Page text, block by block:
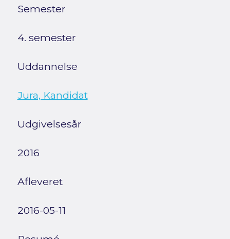
Semester
4. semester
Uddannelse
Jura, Kandidat
Udgivelsesår
2016
Afleveret
2016-05-11